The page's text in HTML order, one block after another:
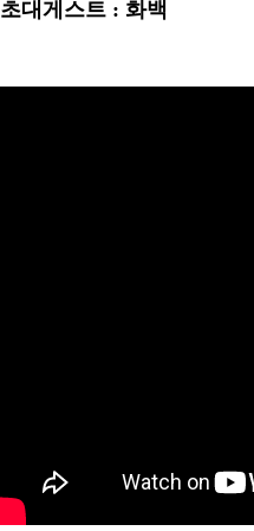
초대게스트 : 화백